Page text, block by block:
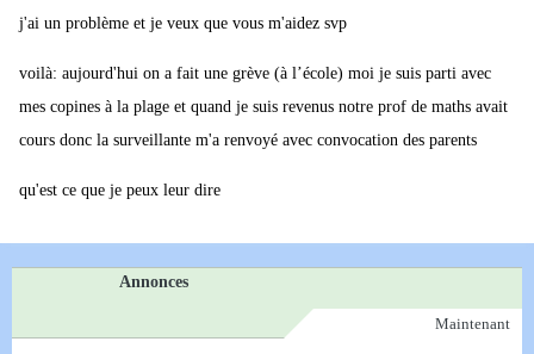
j'ai un problème et je veux que vous m'aidez svp
voilà: aujourd'hui on a fait une grève (à l’école) moi je suis parti avec
mes copines à la plage et quand je suis revenus notre prof de maths avait
cours donc la surveillante m'a renvoyé avec convocation des parents
qu'est ce que je peux leur dire
Annonces
Maintenant